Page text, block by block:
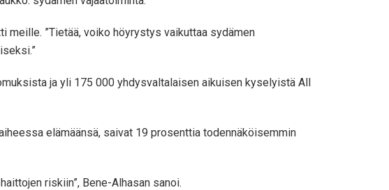
meille. ”Tietää, voiko höyrystys vaikuttaa sydämen
ja yli 175 000 yhdysvaltalaisen aikuisen kyselyistä All
elämäänsä, saivat 19 prosenttia todennäköisemmin
riskiin”, Bene-Alhasan sanoi.